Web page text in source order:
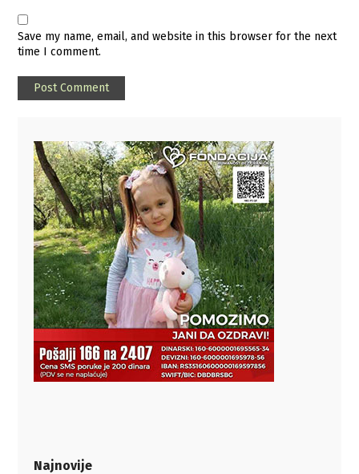
Save my name, email, and website in this browser for the next
time I comment.
Najnovije